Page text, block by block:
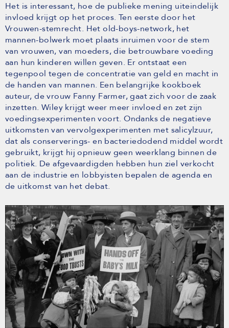
Het is interessant, hoe de publieke mening uiteindelijk
invloed krijgt op het proces. Ten eerste door het
Vrouwen-stemrecht. Het old-boys-network, het
mannen-bolwerk moet plaats inruimen voor de stem
van vrouwen, van moeders, die betrouwbare voeding
aan hun kinderen willen geven. Er ontstaat een
tegenpool tegen de concentratie van geld en macht in
de handen van mannen. Een belangrijke kookboek
auteur, de vrouw Fanny Farmer, gaat zich voor de zaak
inzetten. Wiley krijgt weer meer invloed en zet zijn
voedingsexperimenten voort. Ondanks de negatieve
uitkomsten van vervolgexperimenten met salicylzuur,
dat als conserverings- en bacteriedodend middel wordt
gebruikt, krijgt hij opnieuw geen weerklang binnen de
politiek. De afgevaardigden hebben hun ziel verkocht
aan de industrie en lobbyisten bepalen de agenda en
de uitkomst van het debat.